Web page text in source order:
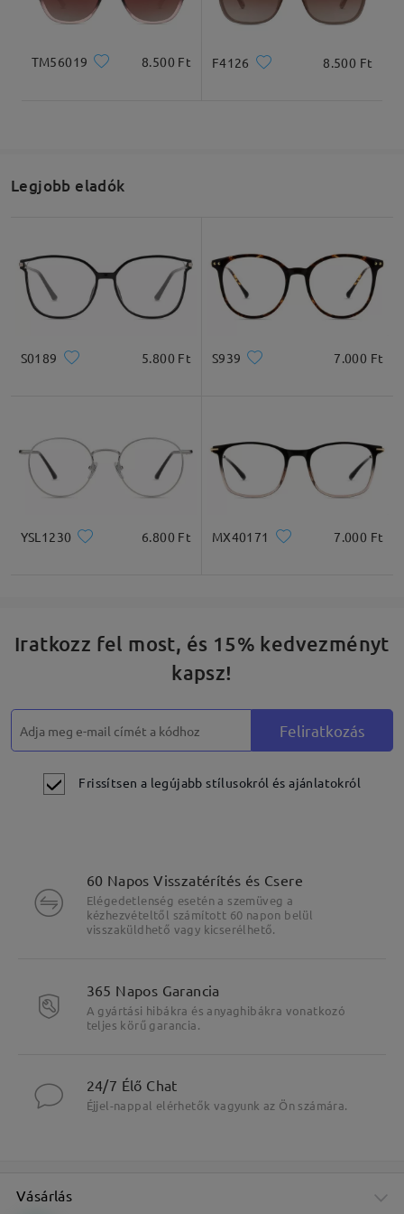
Bien embaladas. Las gafas son un poco frágiles.
TM56019 8.500 Ft F4126 8.500 Ft
Legjobb eladók
S0189 5.800 Ft S939 7.000 Ft
YSL1230 6.800 Ft MX40171 7.000 Ft
Iratkozz fel most, és 15% kedvezményt
kapsz!
Feliratkozás
Frissítsen a legújabb stílusokról és ajánlatokról
60 Napos Visszatérítés és Csere
Elégedetlenség esetén a szemüveg a
kézhezvételtől számított 60 napon belül
visszaküldhető vagy kicserélhető.
365 Napos Garancia
A gyártási hibákra és anyaghibákra vonatkozó
teljes körű garancia.
24/7 Élő Chat
Éjjel-nappal elérhetők vagyunk az Ön számára.
Vásárlás